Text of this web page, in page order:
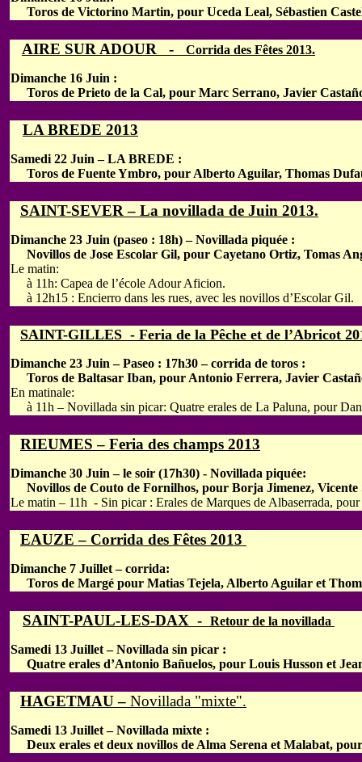
Toros de Victorino Martin, pour Uceda Leal, Sébastien
AIRE SUR ADOUR - Corrida des Fêtes 2013.
Dimanche 16 Juin :
Toros de Prieto de la Cal, pour Marc Serrano, Javier
LA BREDE 2013
Samedi 22 Juin – LA BREDE :
Toros de Fuente Ymbro, pour Alberto Aguilar, Thomas
SAINT-SEVER – La novillada de Juin 2013.
Dimanche 23 Juin (paseo : 18h) – Novillada piquée :
Novillos de Jose Escolar Gil, pour Cayetano Ortiz, Tomas
Le matin:
à 11h: Capea de l’école Adour Aficion.
à 12h15 : Encierro dans les rues, avec les novillos d’Escolar Gil.
SAINT-GILLES - Feria de la Pêche et de l’Abricot
Dimanche 23 Juin – Paseo : 17h30 – corrida de toros :
Toros de Baltasar Iban, pour Antonio Ferrera, Javier
En matinale:
à 11h – Novillada sin picar: Quatre erales de La Paluna, pour
RIEUMES – Feria des champs 2013
Dimanche 30 Juin – le soir (17h30) - Novillada piquée:
Novillos de Couto de Fornilhos, pour Borja Jimenez,
Le matin – 11h - Sin picar : Erales de Marques de Albaserrada,
EAUZE – Corrida des Fêtes 2013
Dimanche 7 Juillet – corrida:
Toros de Margé pour Matias Tejela, Alberto Aguilar et
SAINT-PAUL-LES-DAX - Retour de la novillada
Samedi 13 Juillet – Novillada sin picar :
Quatre erales d’Antonio Bañuelos, pour Louis Husson et
HAGETMAU – Novillada "mixte".
Samedi 13 Juillet – Novillada mixte :
Deux erales et deux novillos de Alma Serena et Malabat,